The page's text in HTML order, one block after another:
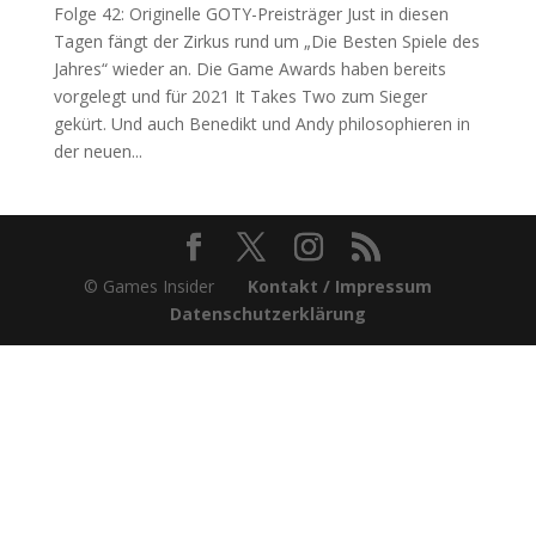
Folge 42: Originelle GOTY-Preisträger Just in diesen
Tagen fängt der Zirkus rund um „Die Besten Spiele des
Jahres“ wieder an. Die Game Awards haben bereits
vorgelegt und für 2021 It Takes Two zum Sieger
gekürt. Und auch Benedikt und Andy philosophieren in
der neuen...
© Games Insider Kontakt / Impressum
Datenschutzerklärung